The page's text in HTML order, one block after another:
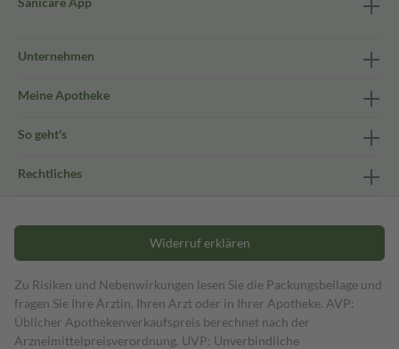
Unternehmen
Meine Apotheke
So geht's
Rechtliches
Widerruf erklären
Zu Risiken und Nebenwirkungen lesen Sie die Packungsbeilage und
fragen Sie Ihre Ärztin, Ihren Arzt oder in Ihrer Apotheke. AVP:
Üblicher Apothekenverkaufspreis berechnet nach der
Arzneimittelpreisverordnung. UVP: Unverbindliche